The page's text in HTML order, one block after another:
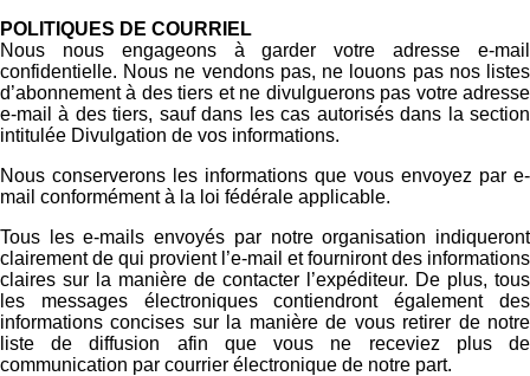
POLITIQUES DE COURRIEL
Nous nous engageons à garder votre adresse e-mail
confidentielle. Nous ne vendons pas, ne louons pas nos listes
d’abonnement à des tiers et ne divulguerons pas votre adresse
e-mail à des tiers, sauf dans les cas autorisés dans la section
intitulée Divulgation de vos informations.
Nous conserverons les informations que vous envoyez par e-
mail conformément à la loi fédérale applicable.
Tous les e-mails envoyés par notre organisation indiqueront
clairement de qui provient l’e-mail et fourniront des informations
claires sur la manière de contacter l’expéditeur. De plus, tous
les messages électroniques contiendront également des
informations concises sur la manière de vous retirer de notre
liste de diffusion afin que vous ne receviez plus de
communication par courrier électronique de notre part.